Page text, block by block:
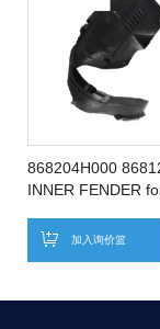
868204H000
INNER FENDER
前右前加入询价篮